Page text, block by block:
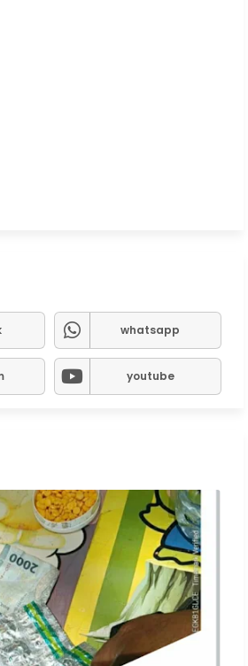
whatsapp
youtube